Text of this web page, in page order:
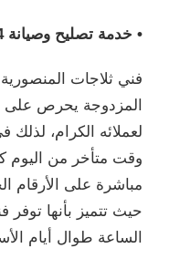
• خدمة تصليح وصيانة 24 ساعة
فني ثلاجات المنصورية
المزدوجة يحرص على
لعملائه الكرام،
وقت متأخر من اليوم
مباشرة على الأرقام
حيث تتميز بأنها توفر
الساعة طوال أيام